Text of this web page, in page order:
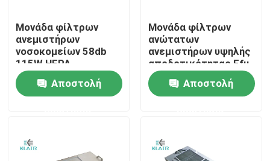
Σπίτι
Περίπου εμείς
Μονάδα φίλτρων
ανεμιστήρων
νοσοκομείων 58db
115W HEPA
Αποστολή
Μονάδα φίλτρων
ανώτατων
ανεμιστήρων υψηλής
αποδοτικότητας Ffu
για το χωρίς σκόνη
καθαρό δωμάτιο
Αποστολή